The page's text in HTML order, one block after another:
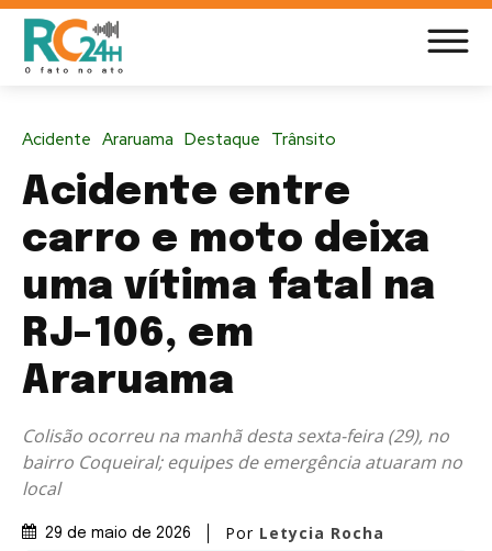
Acidente Araruama Destaque Trânsito
Acidente entre
carro e moto deixa
uma vítima fatal na
RJ-106, em
Araruama
Colisão ocorreu na manhã desta sexta-feira (29), no
bairro Coqueiral; equipes de emergência atuaram no
local
29 de maio de 2026 Por Letycia Rocha